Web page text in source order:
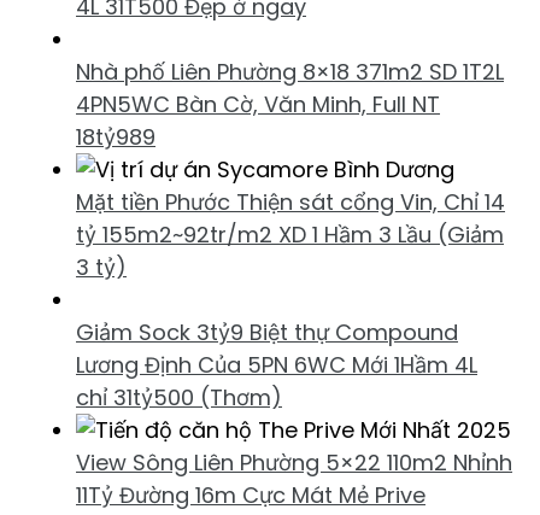
4L 31T500 Đẹp ở ngay
Nhà phố Liên Phường 8×18 371m2 SD 1T2L
4PN5WC Bàn Cờ, Văn Minh, Full NT
18tỷ989
Mặt tiền Phước Thiện sát cổng Vin, Chỉ 14
tỷ 155m2~92tr/m2 XD 1 Hầm 3 Lầu (Giảm
3 tỷ)
Giảm Sock 3tỷ9 Biệt thự Compound
Lương Định Của 5PN 6WC Mới 1Hầm 4L
chỉ 31tỷ500 (Thơm)
View Sông Liên Phường 5×22 110m2 Nhỉnh
11Tỷ Đường 16m Cực Mát Mẻ Prive